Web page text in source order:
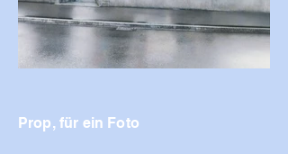
Prop, für ein Foto